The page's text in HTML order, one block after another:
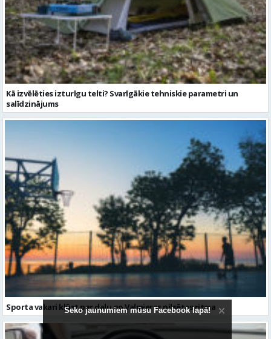
Kā izvēlēties izturīgu telti? Svarīgākie tehniskie parametri un
salīdzinājums
Sporta vakari kļūst par daļu no Valmieras pilsētas ritma
Seko jaunumiem mūsu Facebook lapā!